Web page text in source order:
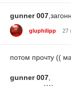
gunner 007
gluphilipp 27
потом прочту ((
gunner 007,